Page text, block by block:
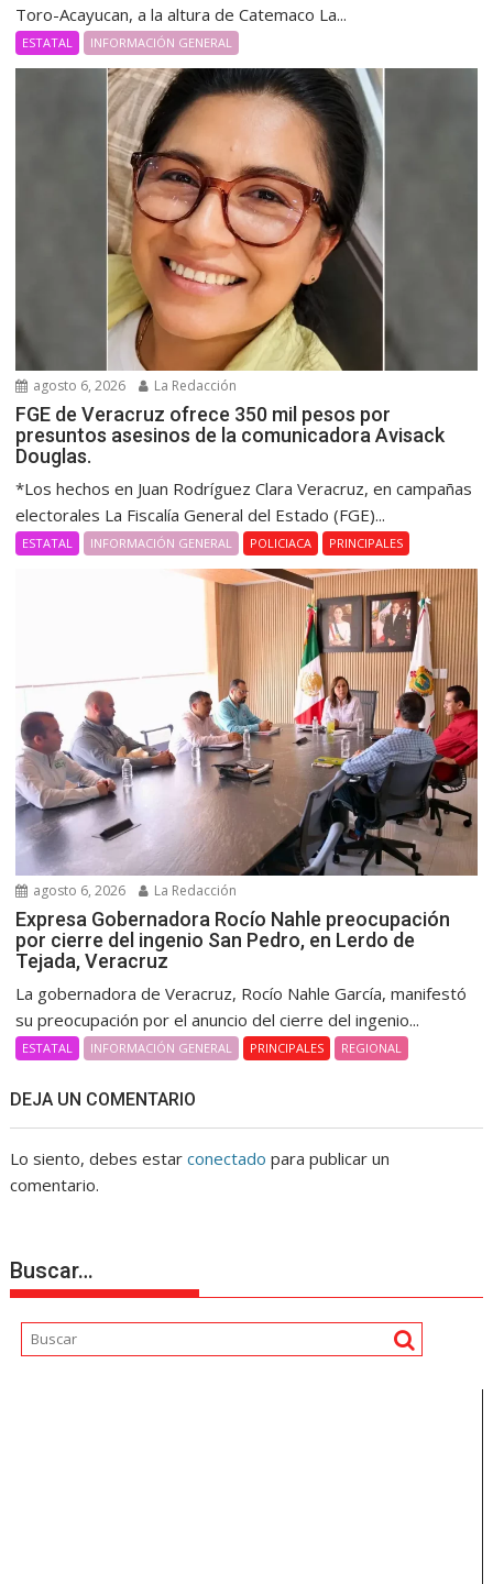
Toro-Acayucan, a la altura de Catemaco La...
ESTATAL INFORMACIÓN GENERAL
agosto 6, 2026 La Redacción
FGE de Veracruz ofrece 350 mil pesos por
presuntos asesinos de la comunicadora Avisack
Douglas.
*Los hechos en Juan Rodríguez Clara Veracruz, en campañas
electorales La Fiscalía General del Estado (FGE)...
ESTATAL INFORMACIÓN GENERAL POLICIACA PRINCIPALES
agosto 6, 2026 La Redacción
Expresa Gobernadora Rocío Nahle preocupación
por cierre del ingenio San Pedro, en Lerdo de
Tejada, Veracruz
La gobernadora de Veracruz, Rocío Nahle García, manifestó
su preocupación por el anuncio del cierre del ingenio...
ESTATAL INFORMACIÓN GENERAL PRINCIPALES REGIONAL
DEJA UN COMENTARIO
Lo siento, debes estarconectado para publicar un
comentario.
Buscar…